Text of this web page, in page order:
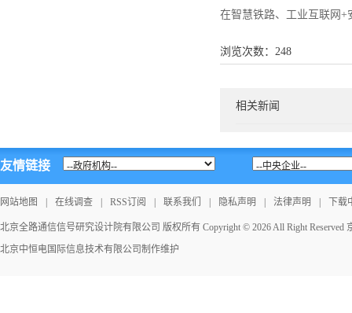
在智慧铁路、工业互联网
浏览次数： 248
相关新闻
友情链接
网站地图 在线调查 RSS订阅 联系我们 隐私声明 法律声明 下载
北京全路通信信号研究设计院有限公司 版权所有 Copyright © 2026 All Right Reserved
北京中恒电国际信息技术有限公司 制作维护